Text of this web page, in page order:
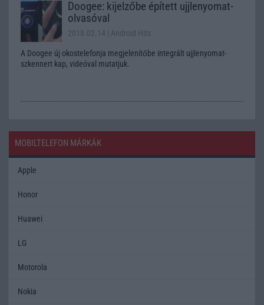
Doogee: kijelzőbe épített ujjlenyomat-
olvasóval
2018.02.14 | Android Hits
A Doogee új okostelefonja megjelenítőbe integrált ujjlenyomat-
szkennert kap, videóval mutatjuk.
MOBILTELEFON MÁRKÁK
Apple
Honor
Huawei
LG
Motorola
Nokia